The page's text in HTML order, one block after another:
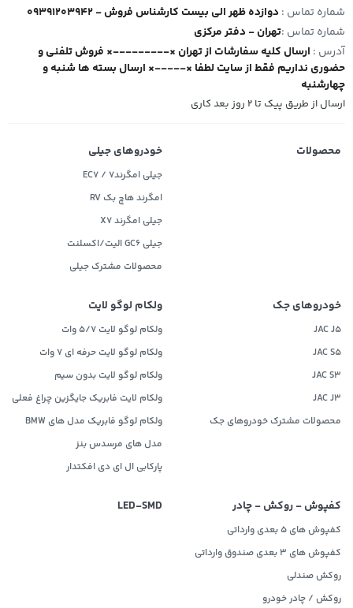
شماره تماس : 09391203942 - دوازده ظهر الی بیست کارشناس فروش
شماره تماس :تهران - دفتر مرکزی
آدرس : ارسال کلیه سفارشات از تهران ×---------× فروش تلفنی و
حضوری نداریم فقط از سایت لطفا ×-----× ارسال بسته ها شنبه و
چهارشنبه
ارسال از طریق پیک تا ۲ روز بعد کاری
محصولات خودروهای جیلی
جیلی امگرند۷ / EC7
امگرند هاچ بک RV
جیلی امگرند X7
جیلی GC6 الیت/اکسلنت
محصولات مشترک جیلی
خودروهای جک
JAC J5
JAC S5
JAC S3
JAC J3
محصولات مشترک خودروهای جک
ولکام لوگو لایت
ولکام لوگو لایت 5/7 وات
ولکام لوگو لایت حرفه ای 7 وات
ولکام لوگو لایت بدون سیم
ولکام لایت فابریک جایگزین چراغ فعلی
ولکام لوگو فابریک مدل های BMW
مدل های مرسدس بنز
پارکابی ال ای دی افکتدار
کفپوش - روکش - چادر
کفپوش های 5 بعدی وارداتی
کفپوش های 3 بعدی صندوق وارداتی
روکش صندلی
روکش / چادر خودرو
LED‌-SMD